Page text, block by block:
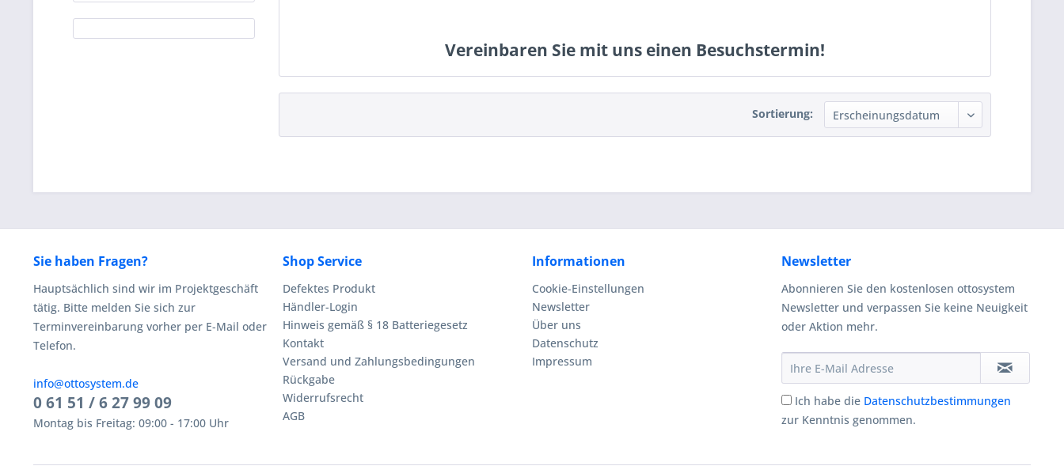
Vereinbaren Sie mit uns einen Besuchstermin!
Sortierung:
Sie haben Fragen?
Hauptsächlich sind wir im Projektgeschäft
tätig. Bitte melden Sie sich zur
Terminvereinbarung vorher per E-Mail oder
Telefon.
info@ottosystem.de
0 61 51 / 6 27 99 09
Montag bis Freitag: 09:00 - 17:00 Uhr
Shop Service
Defektes Produkt
Händler-Login
Hinweis gemäß § 18 Batteriegesetz
Kontakt
Versand und Zahlungsbedingungen
Rückgabe
Widerrufsrecht
AGB
Informationen
Cookie-Einstellungen
Newsletter
Über uns
Datenschutz
Impressum
Newsletter
Abonnieren Sie den kostenlosen ottosystem
Newsletter und verpassen Sie keine Neuigkeit
oder Aktion mehr.
Ich habe die Datenschutzbestimmungen
zur Kenntnis genommen.